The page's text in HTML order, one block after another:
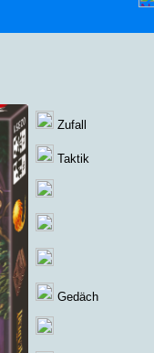
Zufall
Taktik
Gedäch